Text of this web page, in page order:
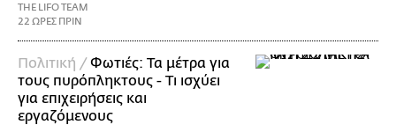
THE LIFO TEAM
22 ΩΡΕΣ ΠΡΙΝ
Πολιτική /Φωτιές: Τα μέτρα για
τους πυρόπληκτους - Τι ισχύει
για επιχειρήσεις και
εργαζόμενους